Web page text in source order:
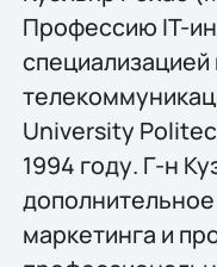
Профессию IT-
специализацией
University
1994 году. Г-н
маркетинга и